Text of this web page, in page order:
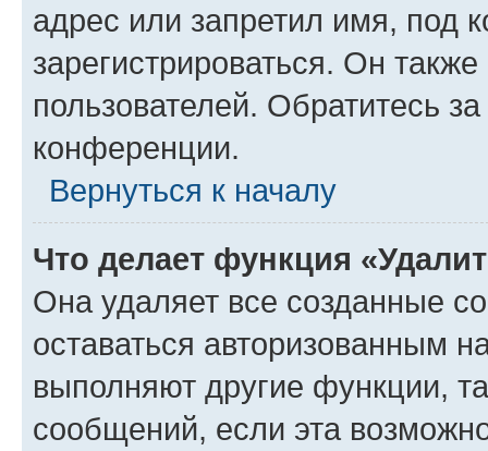
адрес или запретил имя, под
зарегистрироваться. Он
пользователей. Обратитесь
конференции.
Вернуться к началу
Что делает функция
Она удаляет все созданные
оставаться авторизованным
выполняют другие функции,
сообщений, если эта